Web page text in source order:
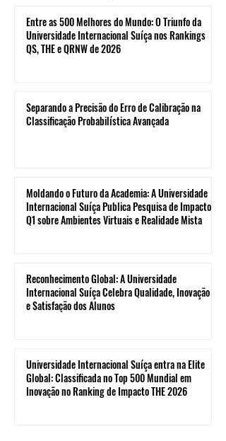
Entre as 500 Melhores do Mundo: O Triunfo da
Universidade Internacional Suíça nos Rankings
QS, THE e QRNW de 2026
Separando a Precisão do Erro de Calibração na
Classificação Probabilística Avançada
Moldando o Futuro da Academia: A Universidade
Internacional Suíça Publica Pesquisa de Impacto
Q1 sobre Ambientes Virtuais e Realidade Mista
Reconhecimento Global: A Universidade
Internacional Suíça Celebra Qualidade, Inovação
e Satisfação dos Alunos
Universidade Internacional Suíça entra na Elite
Global: Classificada no Top 500 Mundial em
Inovação no Ranking de Impacto THE 2026